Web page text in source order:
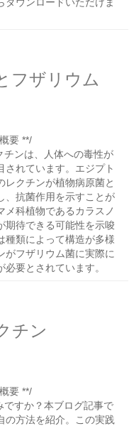
フザリウム
要 **/
チンは、人体への毒性が
されています。エジプト
レクチンが植物病原菌と
、抗菌作用を示すことが
メ科植物であるカラスノ
期待できる可能性を示唆
種類によって構造が多様
がフザリウム菌に実際に
要とされています。
チン
要 **/
ですか？本ブログ記事で
の方法を紹介。この実践